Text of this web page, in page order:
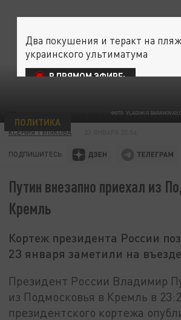
ФОТО: VLADIMIR BARANOV/
ПОЛИТИКА
КСЕНИЯ ТУЛЯКОВА
ПОДПИШИТЕСЬ:
Путин внезапно приехал из
Кремль
Кортеж президента России
23 января заметили на
Президент России Владимир
из Подмосковья в Кремль в
президентского кортежа
Два покушения и теракт на
украинского ультиматума
В ПРЯМОМ ЭФИРЕ: